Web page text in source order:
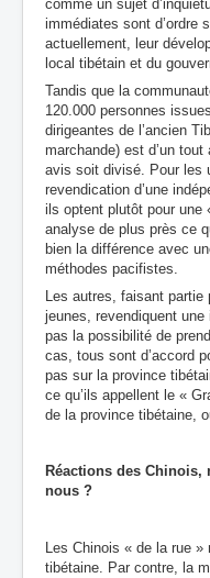
comme un sujet
immédiates sont d’ordre
actuellement, leur
local tibétain et du
Tandis que la
120.000 personnes
dirigeantes de l’ancien
marchande) est d’un
avis soit divisé. Pour les
revendication d’une
ils optent plutôt pour une
analyse de plus près ce
bien la différence avec
méthodes pacifistes.
Les autres, faisant partie
jeunes, revendiquent une
pas la possibilité de
cas, tous sont d’accord
pas sur la province
ce qu’ils appellent le «
de la province tibétaine,
Réactions des Chinois,
nous ?
Les Chinois « de la rue »
tibétaine. Par contre, la